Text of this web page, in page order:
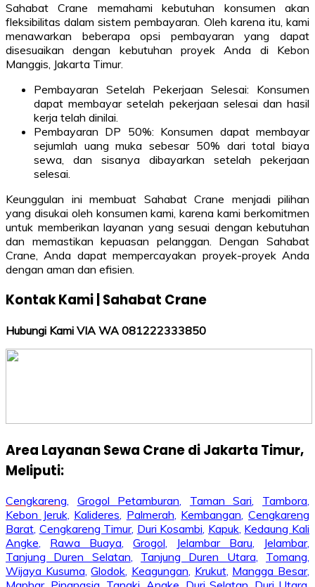
Sahabat Crane memahami kebutuhan konsumen akan
fleksibilitas dalam sistem pembayaran. Oleh karena itu, kami
menawarkan beberapa opsi pembayaran yang dapat
disesuaikan dengan kebutuhan proyek Anda di Kebon
Manggis, Jakarta Timur.
Pembayaran Setelah Pekerjaan Selesai: Konsumen
dapat membayar setelah pekerjaan selesai dan hasil
kerja telah dinilai.
Pembayaran DP 50%: Konsumen dapat membayar
sejumlah uang muka sebesar 50% dari total biaya
sewa, dan sisanya dibayarkan setelah pekerjaan
selesai.
Keunggulan ini membuat Sahabat Crane menjadi pilihan
yang disukai oleh konsumen kami, karena kami berkomitmen
untuk memberikan layanan yang sesuai dengan kebutuhan
dan memastikan kepuasan pelanggan. Dengan Sahabat
Crane, Anda dapat mempercayakan proyek-proyek Anda
dengan aman dan efisien.
Kontak Kami | Sahabat Crane
Hubungi Kami VIA WA 081222333850
Area Layanan Sewa Crane di Jakarta Timur,
Meliputi:
Cengkareng, Grogol Petamburan, Taman Sari, Tambora,
Kebon Jeruk, Kalideres, Palmerah, Kembangan,Cengkareng
Barat, Cengkareng Timur, Duri Kosambi, Kapuk, Kedaung Kali
Angke, Rawa Buaya, Grogol, Jelambar Baru, Jelambar,
Tanjung Duren Selatan, Tanjung Duren Utara, Tomang,
Wijaya Kusuma,Glodok, Keagungan, Krukut, Mangga Besar,